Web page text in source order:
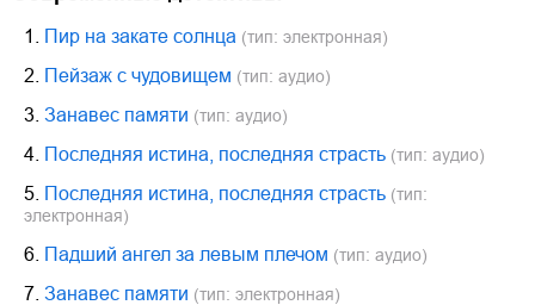
1. Пир на закате солнца (тип: электронная)
2. Пейзаж с чудовищем (тип: аудио)
3. Занавес памяти (тип: аудио)
4. Последняя истина, последняя страсть (тип: аудио)
5. Последняя истина, последняя страсть (тип:
электронная)
6. Падший ангел за левым плечом (тип: аудио)
7. Занавес памяти (тип: электронная)